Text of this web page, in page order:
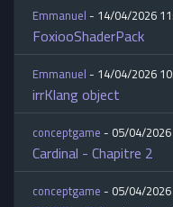
Emmanuel- 14/04/2026
FoxiooShaderPack
Emmanuel- 14/04/2026
irrKlang object
conceptgame- 05/04/2026
Cardinal - Chapitre 2
conceptgame- 05/04/2026